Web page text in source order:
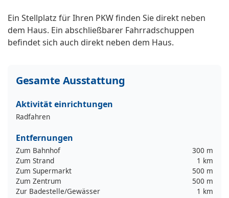
Ein Stellplatz für Ihren PKW finden Sie direkt neben
dem Haus. Ein abschließbarer Fahrradschuppen
befindet sich auch direkt neben dem Haus.
Gesamte Ausstattung
Aktivität einrichtungen
Radfahren
Entfernungen
Zum Bahnhof
300 m
Zum Strand
1 km
Zum Supermarkt
500 m
Zum Zentrum
500 m
Zur Badestelle/Gewässer
1 km